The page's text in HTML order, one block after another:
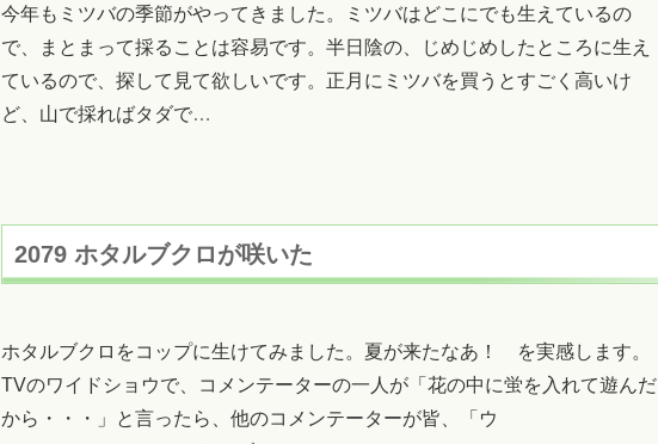
今年もミツバの季節がやってきました。ミツバはどこにでも生えているの
で、まとまって採ることは容易です。半日陰の、じめじめしたところに生え
ているので、探して見て欲しいです。正月にミツバを買うとすごく高いけ
ど、山で採ればタダで…
2079 ホタルブクロが咲いた
ホタルブクロをコップに生けてみました。夏が来たなあ！ を実感します。
TVのワイドショウで、コメンテーターの一人が「花の中に蛍を入れて遊んだ
から・・・」と言ったら、他のコメンテーターが皆、「ウ